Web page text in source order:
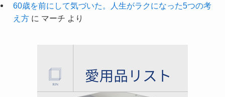
60歳を前にして気づいた。人生がラクになった5つの考
え方に マーチ より